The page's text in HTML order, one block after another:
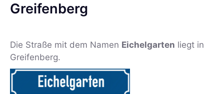
Greifenberg
Die Straße mit dem Namen Eichelgarten liegt in
Greifenberg.